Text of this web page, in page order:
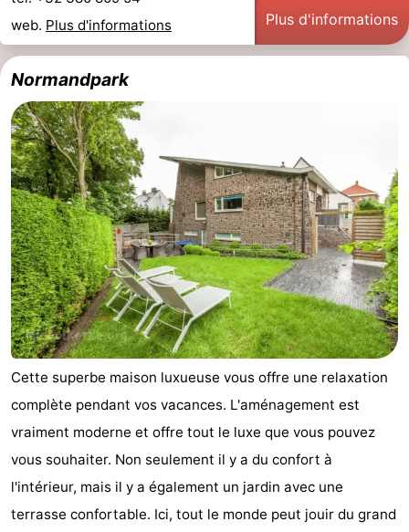
web. Plus d'informations Plus d'informations
Normandpark
Cette superbe maison luxueuse vous offre une relaxation
complète pendant vos vacances. L'aménagement est
vraiment moderne et offre tout le luxe que vous pouvez
vous souhaiter. Non seulement il y a du confort à
l'intérieur, mais il y a également un jardin avec une
terrasse confortable. Ici, tout le monde peut jouir du grand